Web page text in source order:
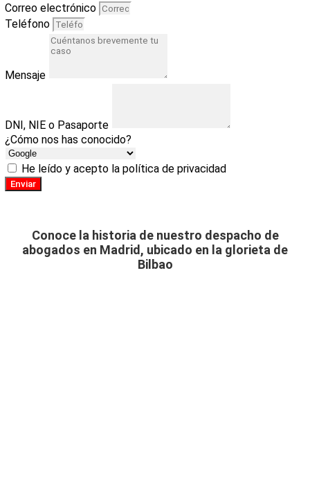
Correo electrónico
Teléfono
Mensaje
DNI, NIE o Pasaporte
¿Cómo nos has conocido?
He leído y acepto la política de privacidad
Enviar
Conoce la historia de nuestro despacho de
abogados en Madrid, ubicado en la glorieta de
Bilbao